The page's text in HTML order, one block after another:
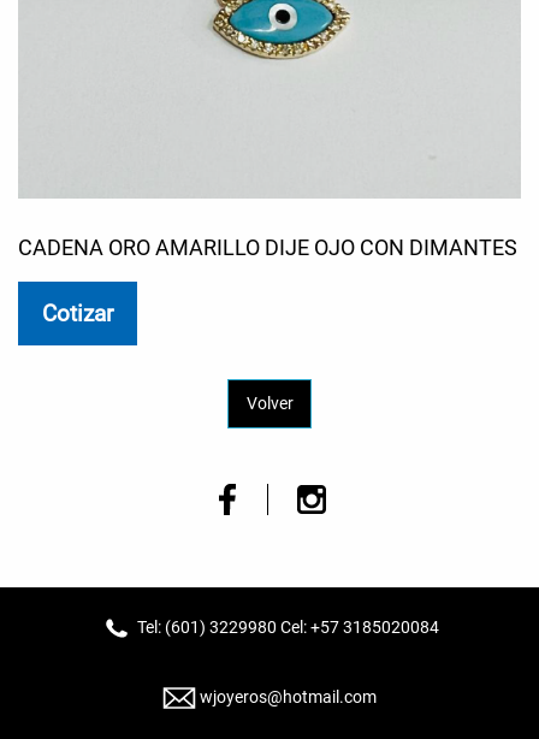
CADENA ORO AMARILLO DIJE OJO CON DIMANTES
Cotizar
Volver
Tel: (601) 3229980 Cel: +57 3185020084
wjoyeros@hotmail.com